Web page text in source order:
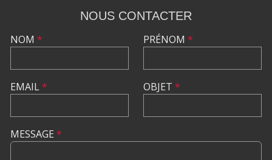
NOUS CONTACTER
NOM *
EMAIL*
PRÉNOM *
OBJET *
MESSAGE *